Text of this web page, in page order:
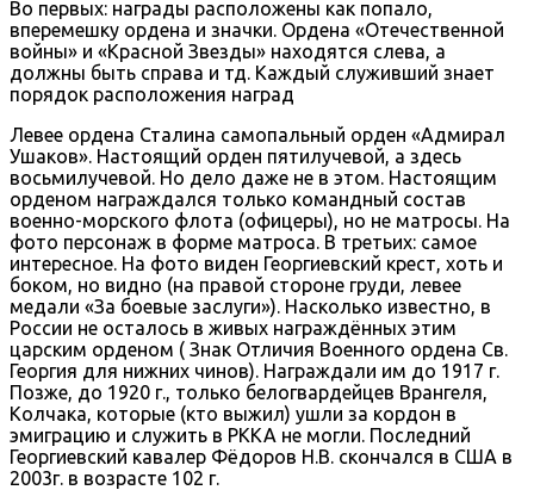
Во первых: награды расположены как попало,
вперемешку ордена и значки. Ордена «Отечественной
войны» и «Красной Звезды» находятся слева, а
должны быть справа и тд. Каждый служивший знает
порядок расположения наград
Левее ордена Сталина самопальный орден «Адмирал
Ушаков». Настоящий орден пятилучевой, а здесь
восьмилучевой. Но дело даже не в этом. Настоящим
орденом награждался только командный состав
военно-морского флота (офицеры), но не матросы. На
фото персонаж в форме матроса. В третьих: самое
интересное. На фото виден Георгиевский крест, хоть и
боком, но видно (на правой стороне груди, левее
медали «За боевые заслуги»). Насколько известно, в
России не осталось в живых награждённых этим
царским орденом ( Знак Отличия Военного ордена Св.
Георгия для нижних чинов). Награждали им до 1917 г.
Позже, до 1920 г., только белогвардейцев Врангеля,
Колчака, которые (кто выжил) ушли за кордон в
эмиграцию и служить в РККА не могли. Последний
Георгиевский кавалер Фёдоров Н.В. скончался в США в
2003г. в возрасте 102 г.